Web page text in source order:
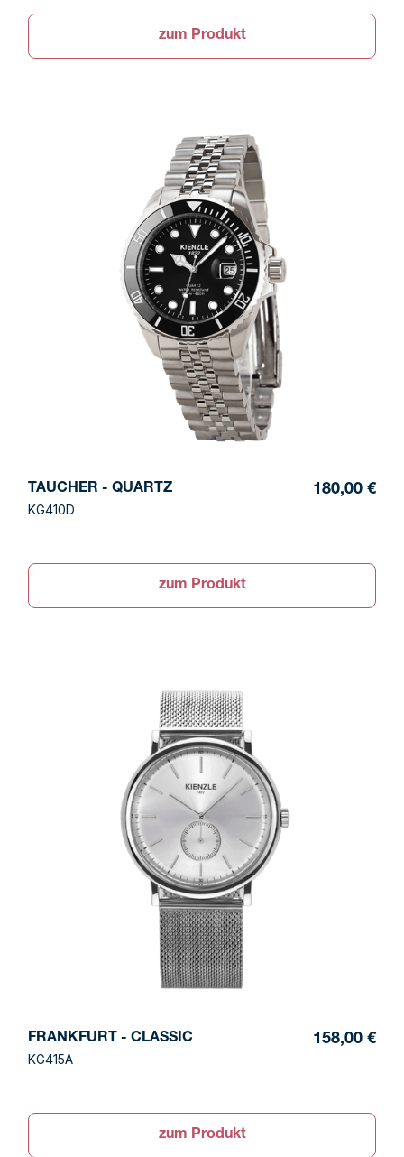
zum Produkt
TAUCHER - QUARTZ
KG410D
180,00 €
zum Produkt
FRANKFURT - CLASSIC
KG415A
158,00 €
zum Produkt